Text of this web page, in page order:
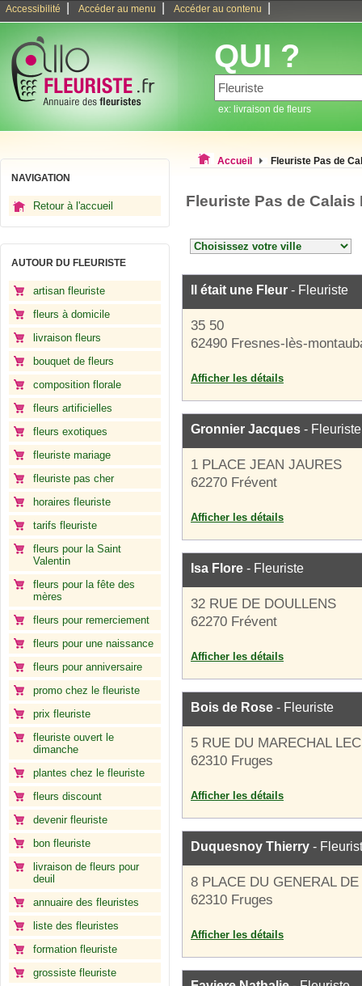
Accessibilité Accéder au menu Accéder au contenu
QUI ?
ex: livraison de fleurs
NAVIGATION
Retour à l'accueil
AUTOUR DU FLEURISTE
artisan fleuriste
fleurs à domicile
livraison fleurs
bouquet de fleurs
composition florale
fleurs artificielles
fleurs exotiques
fleuriste mariage
fleuriste pas cher
horaires fleuriste
tarifs fleuriste
fleurs pour la Saint
Valentin
fleurs pour la fête des
mères
fleurs pour remerciement
fleurs pour une naissance
fleurs pour anniversaire
promo chez le fleuriste
prix fleuriste
fleuriste ouvert le
dimanche
plantes chez le fleuriste
fleurs discount
devenir fleuriste
bon fleuriste
livraison de fleurs pour
deuil
annuaire des fleuristes
liste des fleuristes
formation fleuriste
grossiste fleuriste
Accueil Fleuriste Pas de
Fleuriste Pas de Calais
Il était une Fleur - Fleuriste
35 50
62490 Fresnes-lès-
Afficher les détails
Gronnier Jacques - Fleuriste
1 PLACE JEAN JAURES
62270 Frévent
Afficher les détails
Isa Flore - Fleuriste
32 RUE DE DOULLENS
62270 Frévent
Afficher les détails
Bois de Rose - Fleuriste
5 RUE DU MARECHAL
62310 Fruges
Afficher les détails
Duquesnoy Thierry -
8 PLACE DU GENERAL
62310 Fruges
Afficher les détails